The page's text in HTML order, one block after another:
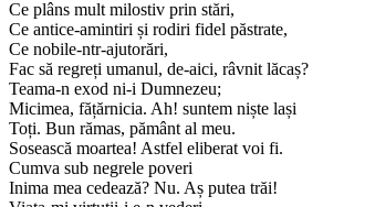
Ce plâns mult milostiv prin stări,
Ce antice-amintiri și rodiri fidel păstrate,
Ce nobile-ntr-ajutorări,
Fac să regreți umanul, de-aici, râvnit lăcaș?
Teama-n exod ni-i Dumnezeu;
Micimea, fățărnicia. Ah! suntem niște lași
Toți. Bun rămas, pământ al meu.
Sosească moartea! Astfel eliberat voi fi.
Cumva sub negrele poveri
Inima mea cedează? Nu. Aș putea trăi!